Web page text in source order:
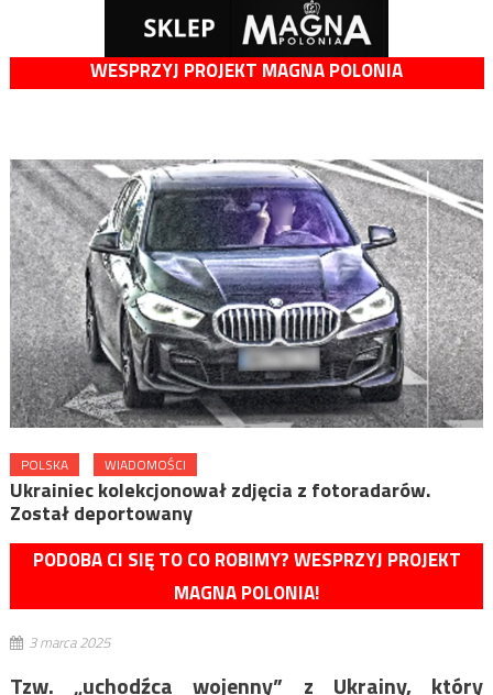
WESPRZYJ PROJEKT MAGNA POLONIA
POLSKA WIADOMOŚCI
Ukrainiec kolekcjonował zdjęcia z fotoradarów.
Został deportowany
PODOBA CI SIĘ TO CO ROBIMY? WESPRZYJ PROJEKT
MAGNA POLONIA!
3 marca 2025
Tzw. „uchodźca wojenny” z Ukrainy, który